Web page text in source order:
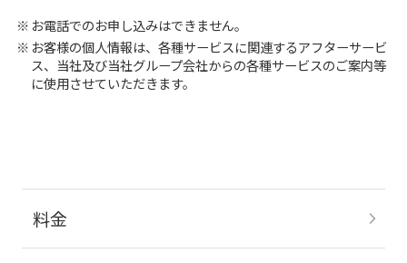
お電話でのお申し込みはできません。
お客様の個人情報は、各種サービスに関連するアフターサービ
ス、当社及び当社グループ会社からの各種サービスのご案内等
に使用させていただきます。
料金